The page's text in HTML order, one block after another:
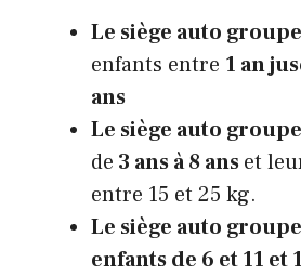
Le siège auto groupe
enfants entre 1 an
ans
Le siège auto
de 3 ans à 8 anset
entre 15 et 25 kg.
Le siège auto
enfants de 6 et 11 et